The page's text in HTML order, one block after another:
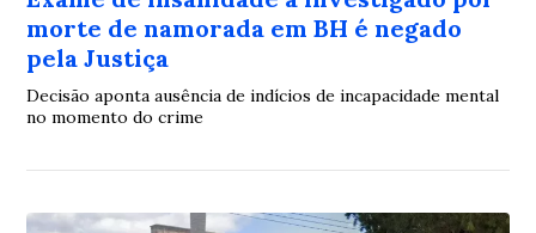
morte de namorada em BH é negado
pela Justiça
Decisão aponta ausência de indícios de incapacidade mental
no momento do crime